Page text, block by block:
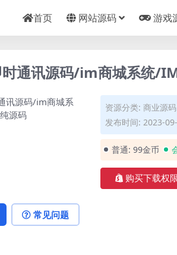
首页 网站源码 游戏
通讯源码/im商城系统/
资源分类: 商业源码
发布时间: 2023-
普通: 99金币
购买下载权
常见问题